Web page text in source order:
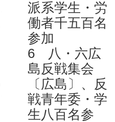
派系学生・労
働者千五百名
参加
6 八・六広
島反戦集会
〔広島〕、反
戦青年委・学
生八百名参